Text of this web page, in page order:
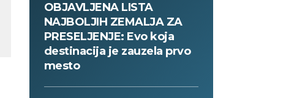
OBJAVLJENA LISTA
NAJBOLJIH ZEMALJA ZA
PRESELJENJE: Evo koja
destinacija je zauzela prvo
mesto